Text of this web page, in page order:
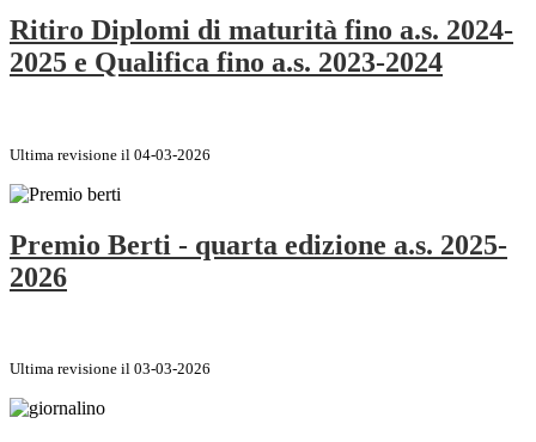
Ritiro Diplomi di maturità fino a.s. 2024-
2025 e Qualifica fino a.s. 2023-2024
Ultima revisione il 04-03-2026
Premio Berti - quarta edizione a.s. 2025-
2026
Ultima revisione il 03-03-2026